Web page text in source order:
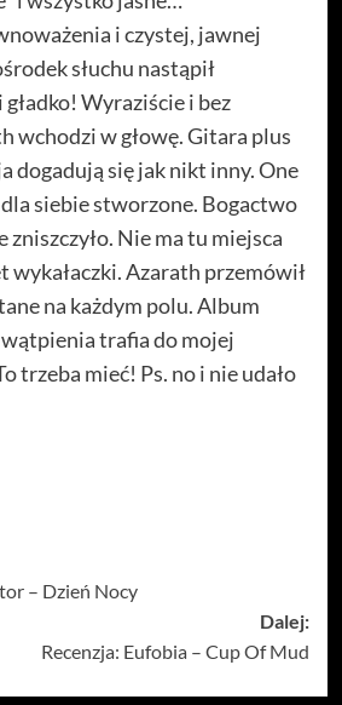
i czystej, jawnej
słuchu nastąpił
Wyraziście i bez
wchodzi w głowę. Gitara plus
dogadują się jak nikt inny. One
siebie stworzone. Bogactwo
Nie ma tu miejsca
wykałaczki. Azarath przemówił
na każdym polu. Album
trafia do mojej
trzeba mieć! Ps. no i nie udało
– Dzień Nocy
Dalej:
Recenzja: Eufobia – Cup Of Mud